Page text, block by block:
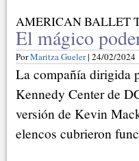
AMERICAN BALLET
El mágico
PorMaritza Gueler| 24/02/2024
La compañía dirigida
Kennedy Center de
versión de Kevin
elencos cubrieron